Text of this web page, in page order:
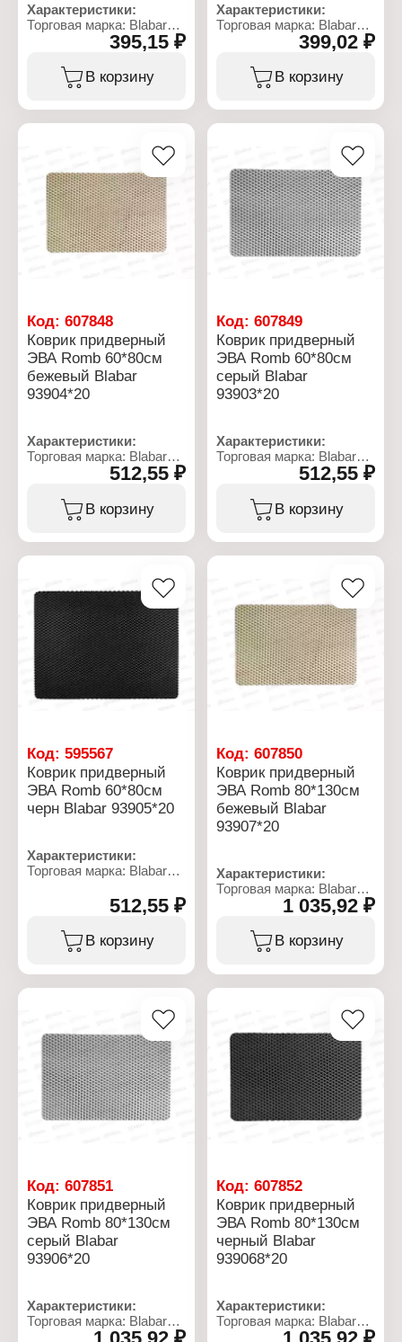
Характеристики:
Торговая марка: Blabar
Артикул: 937723
Тип товара: Коврик
Вариация: грязесборный
Назначение: для
Материал: кокосовое
волокно, резина
395,15 ₽
В корзину
Характеристики:
Торговая марка: Blabar
Артикул: 93809
Тип товара: Коврик
Вариация: грязесборный
Назначение: для
Материал: кокосовое
волокно, резина
399,02 ₽
В корзину
Код: 607848
Коврик придверный
ЭВА Romb 60*80см
бежевый Blabar
93904*20
Характеристики:
Торговая марка: Blabar
Артикул: 93904
Тип товара: Коврик
Назначение: для
Размер: 60х80х1 см
Материал: ЭВА
Температурный режим:
от -30 до +60 C
512,55 ₽
В корзину
Код:607849
Коврик придверный
ЭВА Romb 60*80см
серый Blabar
93903*20
Характеристики:
Торговая марка: Blabar
Артикул: 93903
Тип товара: Коврик
Назначение: для
Материал: ЭВА
Температурный режим:
от -30 до +60 C
512,55 ₽
В корзину
Код: 595567
Коврик придверный
ЭВА Romb 60*80см
черн Blabar 93905*20
Характеристики:
Торговая марка: Blabar
Тип товара: Коврик
Назначение: для
прихожей
придверный
Цвет: черный
Температурный режим:
от -30 до +60 C
512,55 ₽
В корзину
Код:607850
Коврик придверный
ЭВА Romb 80*130см
бежевый Blabar
93907*20
Характеристики:
Торговая марка: Blabar
Артикул: 93907
Тип товара: Коврик
Назначение: для
Размер: 80х130х1 см
Материал: ЭВА
Температурный режим:
от -30 до +60 C
1 035,92 ₽
В корзину
Код: 607851
Коврик придверный
ЭВА Romb 80*130см
серый Blabar
93906*20
Характеристики:
Торговая марка: Blabar
Артикул: 93906
Код:607852
Коврик придверный
ЭВА Romb 80*130см
черный Blabar
939068*20
Характеристики:
Торговая марка: Blabar
Артикул: 93908